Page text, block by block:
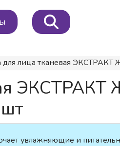
для лица тканевая
увлажняющие и